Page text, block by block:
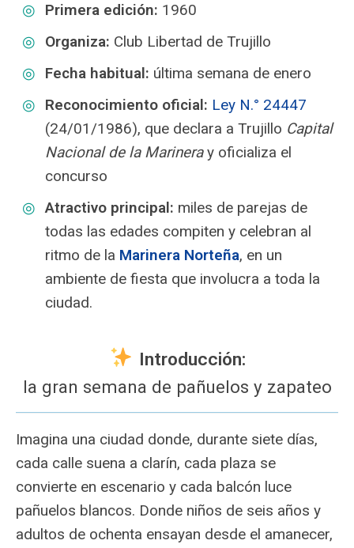
Primera edición: 1960
Organiza: Club Libertad de Trujillo
Fecha habitual: última semana de enero
Reconocimiento oficial: Ley N.° 24447
(24/01/1986), que declara a Trujillo Capital
Nacional de la Marineray oficializa el
concurso
Atractivo principal: miles de parejas de
todas las edades compiten y celebran al
ritmo de la Marinera Norteña, en un
ambiente de fiesta que involucra a toda la
ciudad.
Introducción:
la gran semana de pañuelos y zapateo
Imagina una ciudad donde, durante siete días,
cada calle suena a clarín, cada plaza se
convierte en escenario y cada balcón luce
pañuelos blancos. Donde niños de seis años y
adultos de ochenta ensayan desde el amanecer,